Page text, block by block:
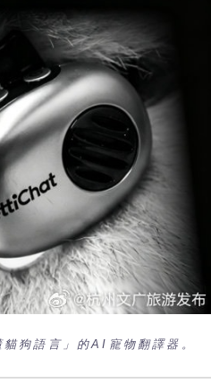
狗語言」的AI寵物翻譯器。